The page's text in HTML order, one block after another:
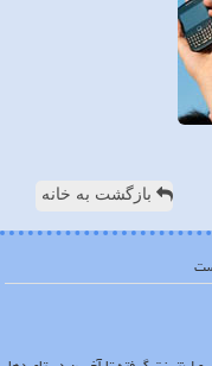
بازگشت به خانه